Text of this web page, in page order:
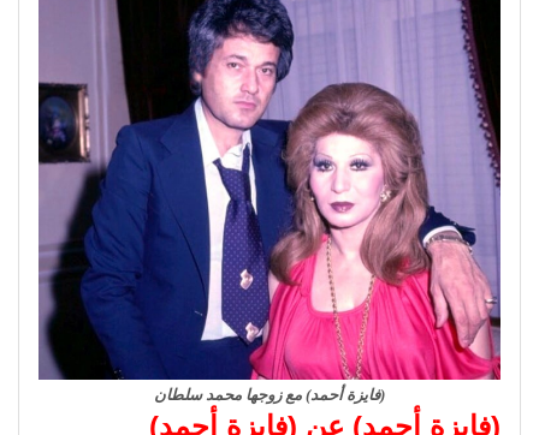
(فايزة أحمد) مع زوجها محمد سلطان
(فايزة أحمد) عن (فايزة أحمد)